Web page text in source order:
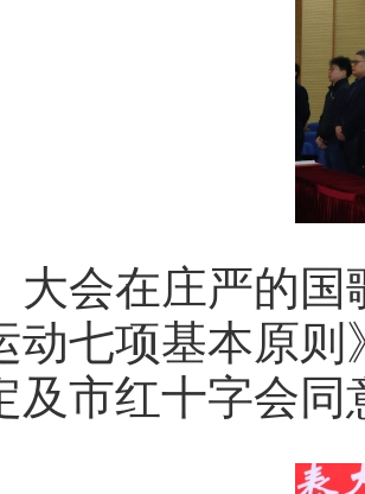
在庄严的国
动七项基本原
及市红十字会同